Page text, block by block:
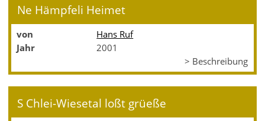
Ne Hämpfeli Heimet
von
Hans Ruf
Jahr
2001
> Beschreibung
S Chlei-Wiesetal loßt grüeße